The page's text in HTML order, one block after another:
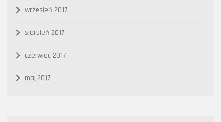
wrzesień 2017
sierpień 2017
czerwiec 2017
maj 2017